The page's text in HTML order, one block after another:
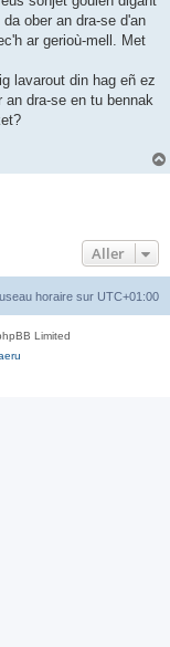
ober an dra-se d'an
ar gerioù-mell. Met
lavarout din hag eñ ez
dra-se en tu bennak
Aller
horaire sur UTC+01:00
Limited